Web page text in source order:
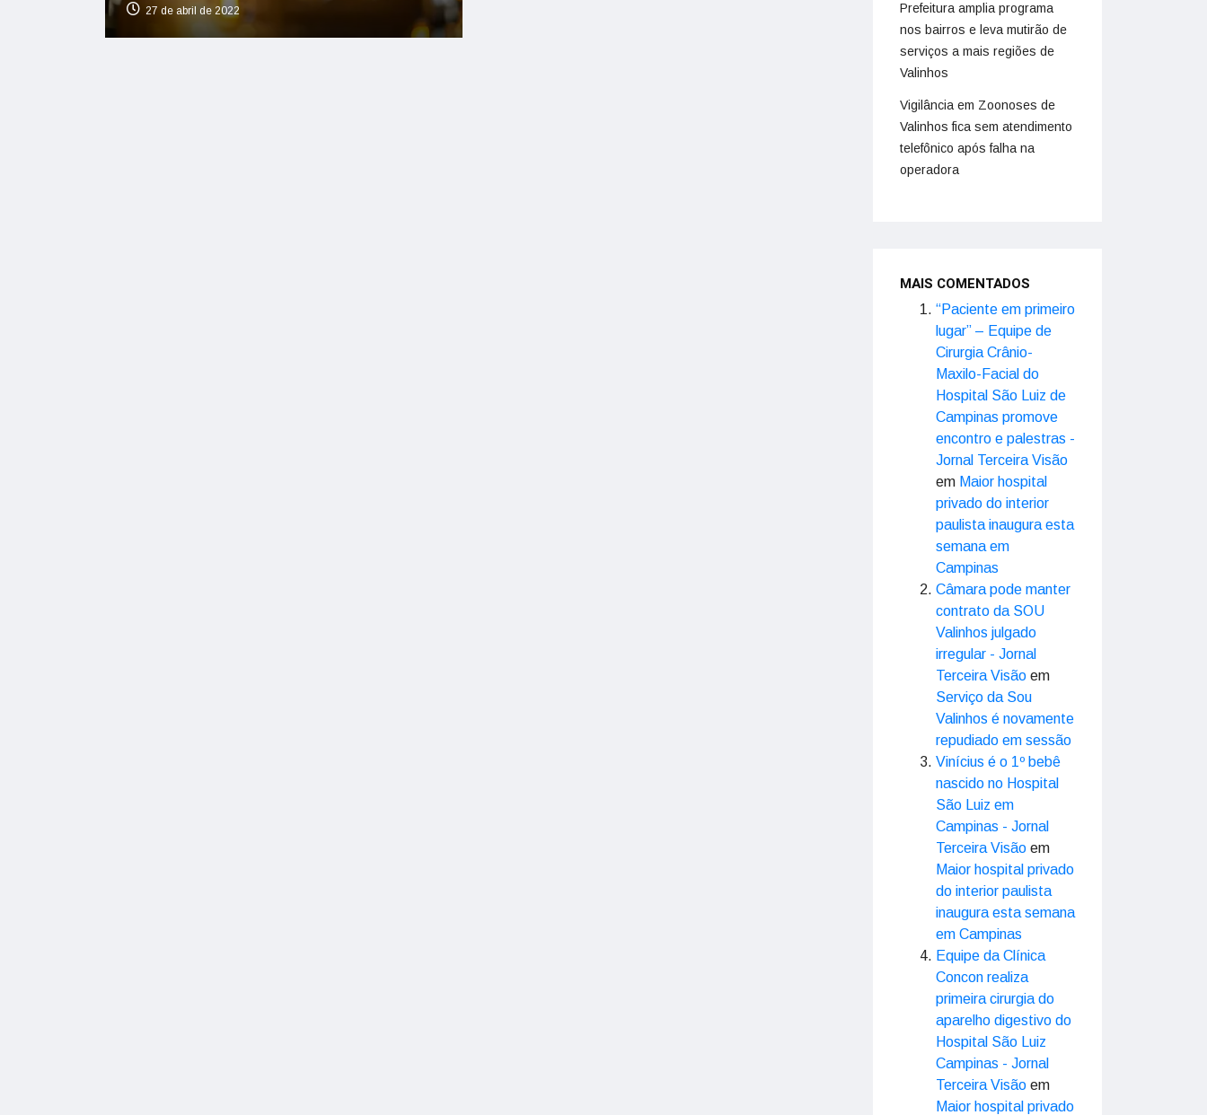
27 de abril de 2022
Prefeitura amplia programa
nos bairros e leva mutirão de
serviços a mais regiões de
Valinhos
Vigilância em Zoonoses de
Valinhos fica sem atendimento
telefônico após falha na
operadora
MAIS COMENTADOS
“Paciente em primeiro
lugar” – Equipe de
Cirurgia Crânio-
Maxilo-Facial do
Hospital São Luiz de
Campinas promove
encontro e palestras -
Jornal Terceira Visão
em Maior hospital
privado do interior
paulista inaugura esta
semana em
Campinas
Câmara pode manter
contrato da SOU
Valinhos julgado
irregular - Jornal
Terceira Visão em
Serviço da Sou
Valinhos é novamente
repudiado em sessão
Vinícius é o 1º bebê
nascido no Hospital
São Luiz em
Campinas - Jornal
Terceira Visão em
Maior hospital privado
do interior paulista
inaugura esta semana
em Campinas
Equipe da Clínica
Concon realiza
primeira cirurgia do
aparelho digestivo do
Hospital São Luiz
Campinas - Jornal
Terceira Visão em
Maior hospital privado